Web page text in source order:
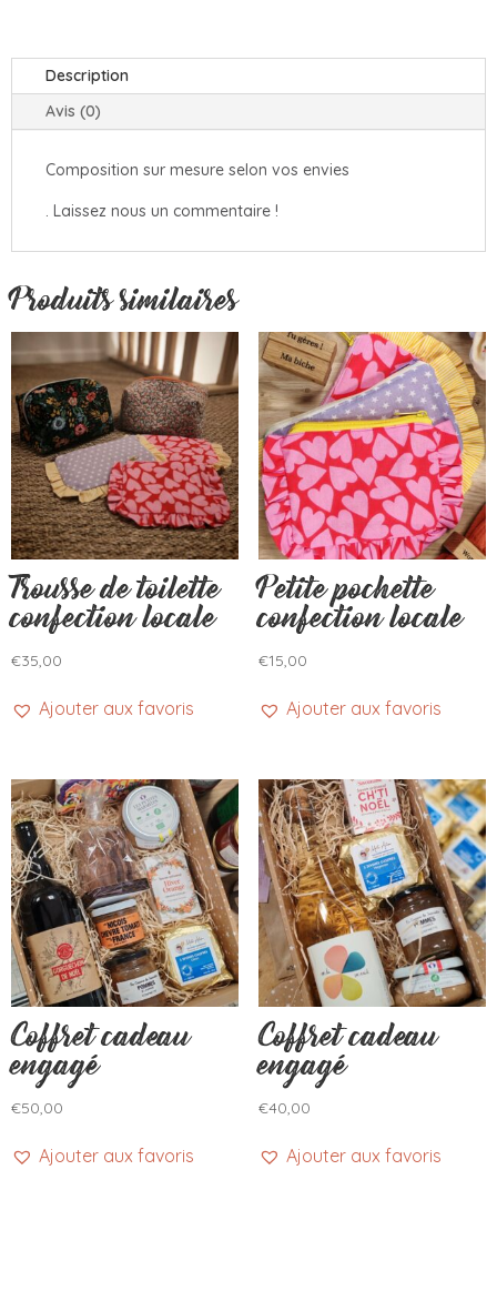
Description
Avis (0)
Composition sur mesure selon vos envies
. Laissez nous un commentaire !
Produits similaires
Trousse de toilette
confection locale
€35,00
Ajouter aux favoris
Petite pochette
confection locale
€15,00
Ajouter aux favoris
Coffret cadeau
engagé
€50,00
Ajouter aux favoris
Coffret cadeau
engagé
€40,00
Ajouter aux favoris